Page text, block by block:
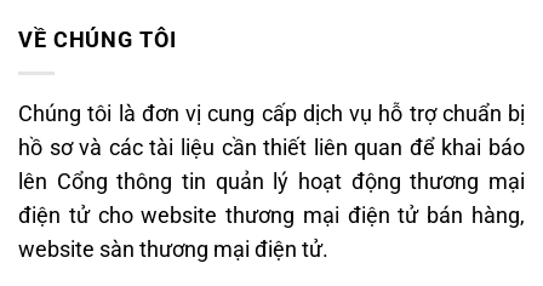
VỀ CHÚNG TÔI
Chúng tôi là đơn vị cung cấp dịch vụ hỗ trợ chuẩn bị
hồ sơ và các tài liệu cần thiết liên quan để khai báo
lên Cổng thông tin quản lý hoạt động thương mại
điện tử cho website thương mại điện tử bán hàng,
website sàn thương mại điện tử.